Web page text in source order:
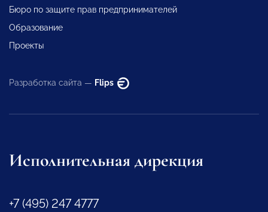
Бюро по защите прав предпринимателей
Образование
Проекты
Разработка сайта — Flips
Исполнительная дирекция
+7 (495) 247 4777